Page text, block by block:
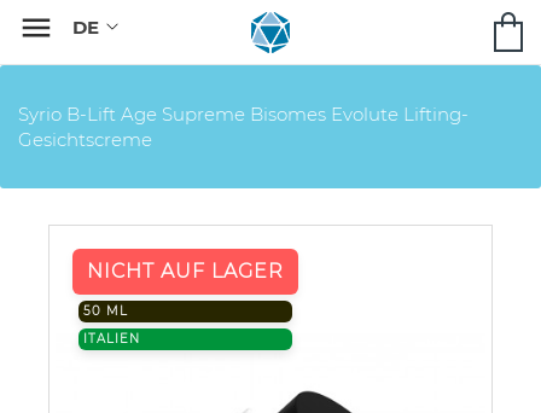

Syrio B-Lift Age Supreme Bisomes Evolute Lifting-
Gesichtscreme
NICHT AUF LAGER
50 ML
ITALIEN